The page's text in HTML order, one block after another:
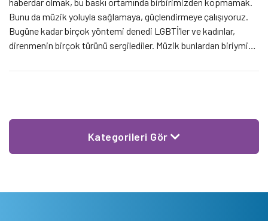
Bunu da müzik yoluyla sağlamaya, güçlendirmeye çalışıyoruz.
Bugüne kadar birçok yöntemi denedi LGBTİ’ler ve kadınlar,
direnmenin birçok türünü sergilediler. Müzik bunlardan biriymiş,
organize etmesiyle kurulan 7 Renk Korosu aynı zamanda
Kategorileri Gör